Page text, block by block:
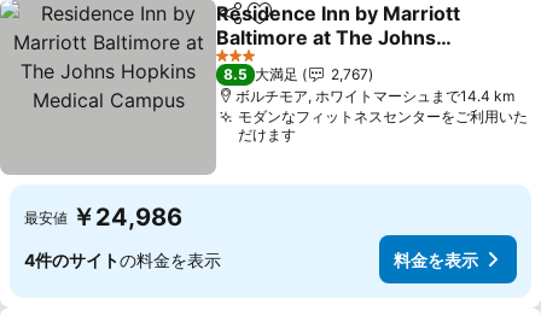
シェアお気に入りに追加
Residence Inn by Marriott
Baltimore at The Johns
Hopkins Medical Campus
料金を表示
3 ホテルのランク
8.5 大満足
2,767
ボルチモア, ホワイトマーシュまで14.4 km
モダンなフィットネスセンターをご利用いた
だけます
最安値 ￥24,986
4件のサイトの料金を表示 料金を表示